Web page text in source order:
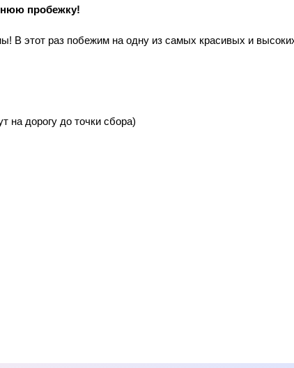
пробежку!
В этот раз побежим на одну из самых красивых и
на дорогу до точки сбора)